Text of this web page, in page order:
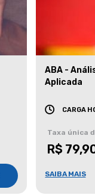
ABA -
Aplicada
CARGA
Taxa única
R$
SAIBA MAIS